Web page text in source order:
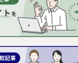
グに関するお問
び、『みらいワ
、人的資本経営
究、情報を提